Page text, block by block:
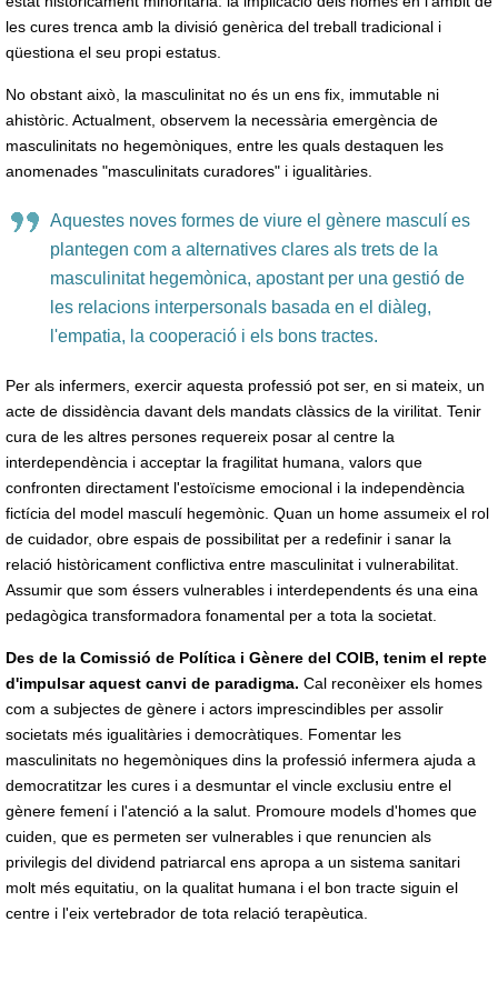
les cures trenca amb la divisió genèrica del treball tradicional i
qüestiona el seu propi estatus.
No obstant això, la masculinitat no és un ens fix, immutable ni
ahistòric. Actualment, observem la necessària emergència de
masculinitats no hegemòniques, entre les quals destaquen les
anomenades "masculinitats curadores" i igualitàries.
Aquestes noves formes de viure el gènere masculí es
plantegen com a alternatives clares als trets de la
masculinitat hegemònica, apostant per una gestió de
les relacions interpersonals basada en el diàleg,
l'empatia, la cooperació i els bons tractes.
Per als infermers, exercir aquesta professió pot ser, en si mateix, un
acte de dissidència davant dels mandats clàssics de la virilitat. Tenir
cura de les altres persones requereix posar al centre la
interdependència i acceptar la fragilitat humana, valors que
confronten directament l'estoïcisme emocional i la independència
fictícia del model masculí hegemònic. Quan un home assumeix el rol
de cuidador, obre espais de possibilitat per a redefinir i sanar la
relació històricament conflictiva entre masculinitat i vulnerabilitat.
Assumir que som éssers vulnerables i interdependents és una eina
pedagògica transformadora fonamental per a tota la societat.
Des de la Comissió de Política i Gènere del COIB, tenim el repte
d'impulsar aquest canvi de paradigma. Cal reconèixer els homes
com a subjectes de gènere i actors imprescindibles per assolir
societats més igualitàries i democràtiques. Fomentar les
masculinitats no hegemòniques dins la professió infermera ajuda a
democratitzar les cures i a desmuntar el vincle exclusiu entre el
gènere femení i l'atenció a la salut. Promoure models d'homes que
cuiden, que es permeten ser vulnerables i que renuncien als
privilegis del dividend patriarcal ens apropa a un sistema sanitari
molt més equitatiu, on la qualitat humana i el bon tracte siguin el
centre i l'eix vertebrador de tota relació terapèutica.